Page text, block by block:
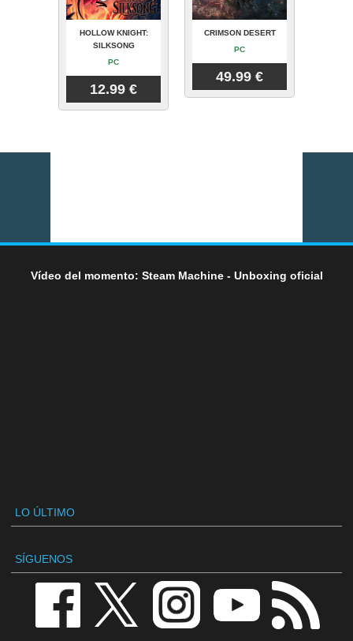
HOLLOW KNIGHT:
SILKSONG
PC
12.99 €
CRIMSON DESERT
PC
49.99 €
Vídeo del momento: Steam Machine - Unboxing oficial
LO ÚLTIMO
SÍGUENOS